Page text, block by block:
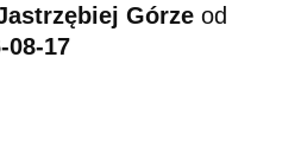
Górze od
08-17